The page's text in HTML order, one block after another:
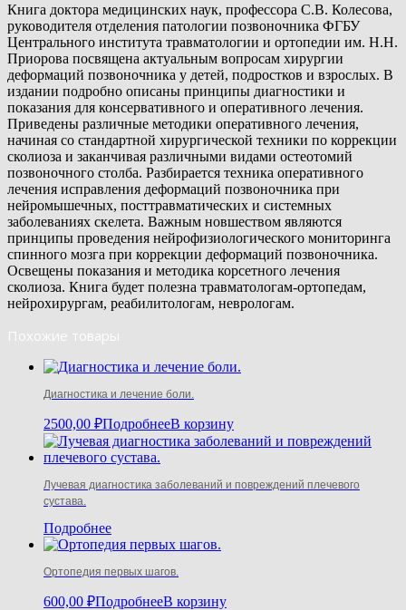
Книга доктора медицинских наук, профессора С.В. Колесова,
руководителя отделения патологии позвоночника ФГБУ
Центрального института травматологии и ортопедии им. Н.Н.
Приорова посвящена актуальным вопросам хирургии
деформаций позвоночника у детей, подростков и взрослых. В
издании подробно описаны принципы диагностики и
показания для консервативного и оперативного лечения.
Приведены различные методики оперативного лечения,
начиная со стандартной хирургической техники по коррекции
сколиоза и заканчивая различными видами остеотомий
позвоночного столба. Разбирается техника оперативного
лечения исправления деформаций позвоночника при
нейромышечных, посттравматических и системных
заболеваниях скелета. Важным новшеством являются
принципы проведения нейрофизиологического мониторинга
спинного мозга при коррекции деформаций позвоночника.
Освещены показания и методика корсетного лечения
сколиоза. Книга будет полезна травматологам-ортопедам,
нейрохирургам, реабилитологам, неврологам.
Похожие товары
Диагностика и лечение боли.
2500,00 ₽ПодробнееВ корзину
Лучевая диагностика заболеваний и повреждений плечевого
сустава.
Подробнее
Ортопедия первых шагов.
600,00 ₽ПодробнееВ корзину